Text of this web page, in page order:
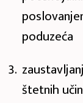
poduzeća
štetnih